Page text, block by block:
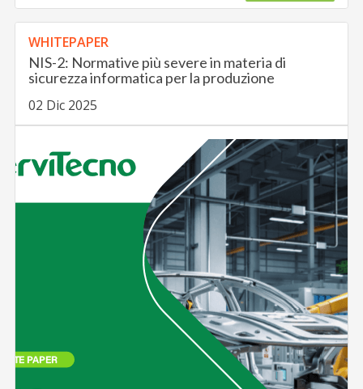
WHITEPAPER
NIS-2: Normative più severe in materia di
sicurezza informatica per la produzione
02 Dic 2025